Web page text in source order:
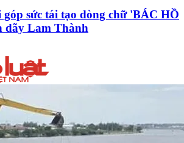
sức tái tạo dòng chữ 'BÁC HỒ
dãy Lam Thành